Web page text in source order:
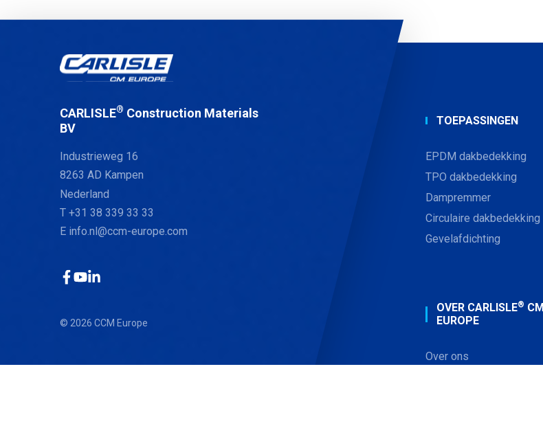
CARLISLE® Construction Materials
BV
Industrieweg 16
8263 AD Kampen
Nederland
T +31 38 339 33 33
E info.nl@ccm-europe.com
© 2026 CCM Europe
TOEPASSINGEN
EPDM dakbedekking
TPO dakbedekking
Dampremmer
Circulaire dakbedekking
Gevelafdichting
OVER CARLISLE® CM
EUROPE
Over ons